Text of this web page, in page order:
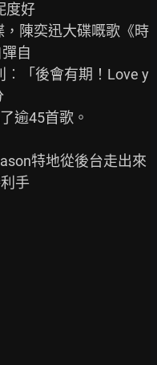
度好
陳奕迅大碟嘅歌《時
自
︰「後會有期！Love y
逾45首歌。
特地從後台走出來
手